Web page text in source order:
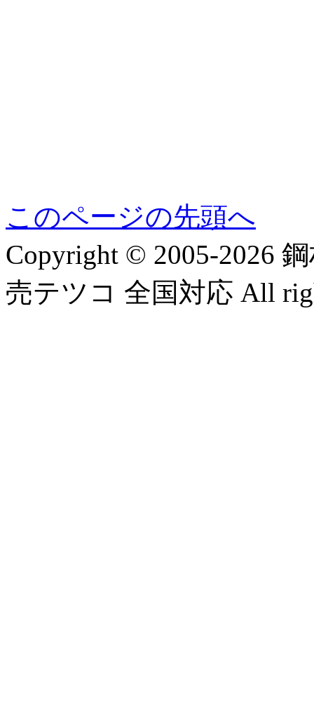
このページの先頭へ
Copyright © 2005-2026
売テツコ 全国対応 All